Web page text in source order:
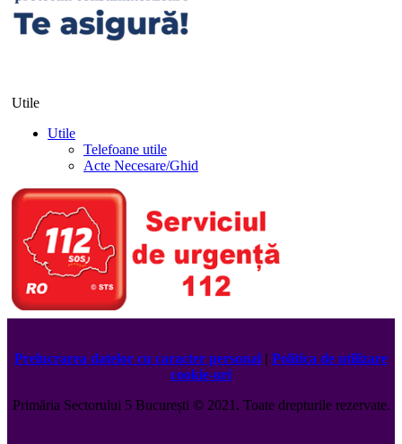
Utile
Utile
Telefoane utile
Acte Necesare/Ghid
Prelucrarea datelor cu caracter personal | Politica de utilizare
cookie-uri
Primăria Sectorului 5 București ©️2021. Toate drepturile rezervate.